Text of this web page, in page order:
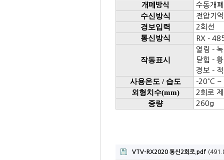
개폐방식 수동개
수신방식 전압기
경보입력 2회선
통신방식 RX -
작동표시
열림 -
닫힘 -
경보 -
사용온도 / 습도 -20˚ C
외형치수(mm) 2회로
중량 260g
VTV-RX2020 통신2회로.pdf